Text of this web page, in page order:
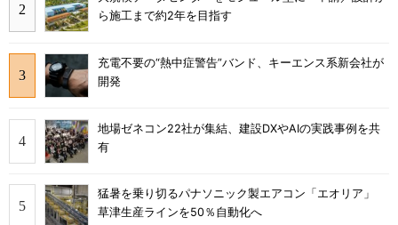
ら施工まで約2年を目指す
充電不要の“熱中症警告”バンド、キーエンス系新会社が
開発
地場ゼネコン22社が集結、建設DXやAIの実践事例を共
有
猛暑を乗り切るパナソニック製エアコン「エオリア」
草津生産ラインを50％自動化へ